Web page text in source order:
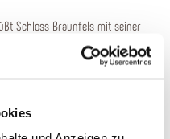
Schloss Braunfels mit seiner